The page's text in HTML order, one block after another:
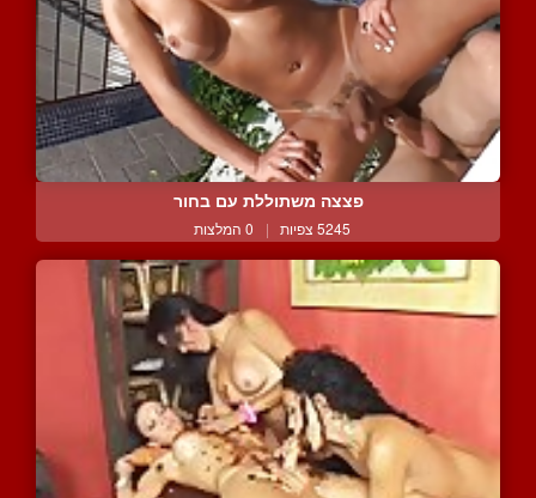
פצצה משתוללת עם בחור
5245 צפיות | 0 המלצות